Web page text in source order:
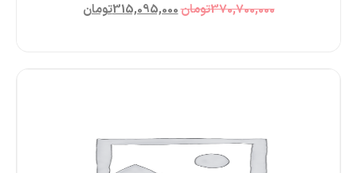
370,700,000تومان315,095,000تومان